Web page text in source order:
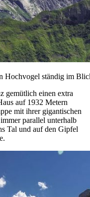
Hochvogel ständig im
gemütlich einen extra
auf 1932 Metern
mit ihrer gigantischen
parallel unterhalb
Tal und auf den Gipfel